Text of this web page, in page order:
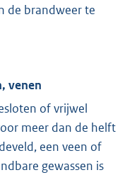
de brandweer te
venen
of vrijwel
meer dan de helft
een veen of
gewassen is